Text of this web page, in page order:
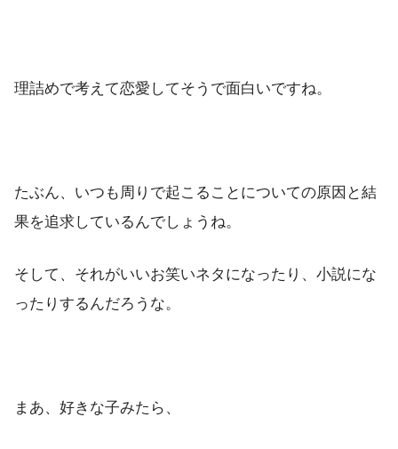
理詰めで考えて恋愛してそうで面白いですね。
たぶん、いつも周りで起こることについての原因と結
果を追求しているんでしょうね。
そして、それがいいお笑いネタになったり、小説にな
ったりするんだろうな。
まあ、好きな子みたら、